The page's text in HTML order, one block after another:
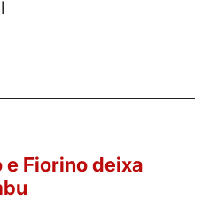
Fiorino deixa